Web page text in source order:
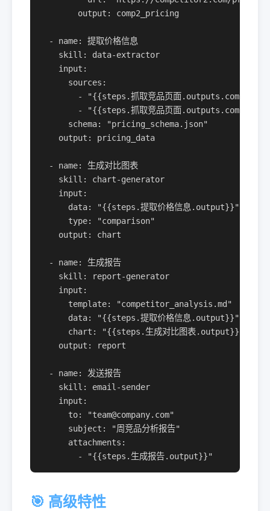
        output: comp2_pricing
  - name: 提取价格信息
    skill: data-extractor
    input:
      sources:
- "{{steps.抓取竞品页面
- "{{steps.抓取竞品页面
      schema: "pricing_schema.json"
    output: pricing_data
  - name: 生成对比图表
    skill: chart-generator
    input:
      data: "{{steps.提取价格信息.output}}"
      type: "comparison"
    output: chart
  - name: 生成报告
    skill: report-generator
    input:
      template: "competitor_analysis.md"
      data: "{{steps.提取价格信息.output}}"
      chart: "{{steps.生成对比图表.output}}"
    output: report
  - name: 发送报告
    skill: email-sender
    input:
      to: "team@company.com"
      subject: "周竞品分析报告"
      attachments:
        - "{{steps.生成报告.output}}"
🎯 高级特性